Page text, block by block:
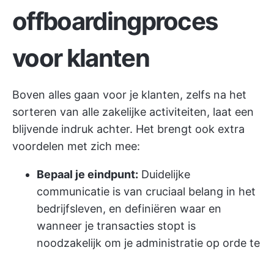
offboardingproces
voor klanten
Boven alles gaan voor je klanten, zelfs na het
sorteren van alle zakelijke activiteiten, laat een
blijvende indruk achter. Het brengt ook extra
voordelen met zich mee:
Bepaal je eindpunt: Duidelijke
communicatie is van cruciaal belang in het
bedrijfsleven, en definiëren waar en
wanneer je transacties stopt is
noodzakelijk om je administratie op orde te